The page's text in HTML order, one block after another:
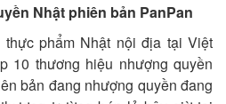
Nhật phiên bản PanPan
phẩm Nhật nội địa tại Việt
10 thương hiệu nhượng quyền
bản đang nhượng quyền đang